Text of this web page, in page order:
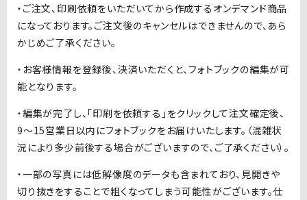
・ご注文、印刷依頼をいただいてから作成するオンデマンド商品
になっております。ご注文後のキャンセルはできませんので、あら
かじめご了承ください。
・お客様情報を登録後、決済いただくと、フォトブックの編集が可
能となります。
・編集が完了し、「印刷を依頼する」をクリックして注文確定後、
9～15営業日以内にフォトブックをお届けいたします。（混雑状
況により多少前後する場合がございますので、ご了承ください）。
・一部の写真には低解像度のデータも含まれており、見開きや
切り抜きをすることで粗くなってしまう可能性がございます。仕